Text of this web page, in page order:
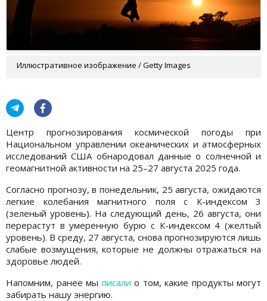
Иллюстративное изображение / Getty Images
Центр прогнозирования космической погоды при
Национальном управлении океанических и атмосферных
исследований США обнародовал данные о солнечной и
геомагнитной активности на 25–27 августа 2025 года.
Согласно прогнозу, в понедельник, 25 августа, ожидаются
легкие колебания магнитного поля с К-индексом 3
(зеленый уровень). На следующий день, 26 августа, они
перерастут в умеренную бурю с К-индексом 4 (желтый
уровень). В среду, 27 августа, снова прогнозируются лишь
слабые возмущения, которые не должны отражаться на
здоровье людей.
Напомним, ранее мы писали о том, какие продукты могут
забирать нашу энергию.